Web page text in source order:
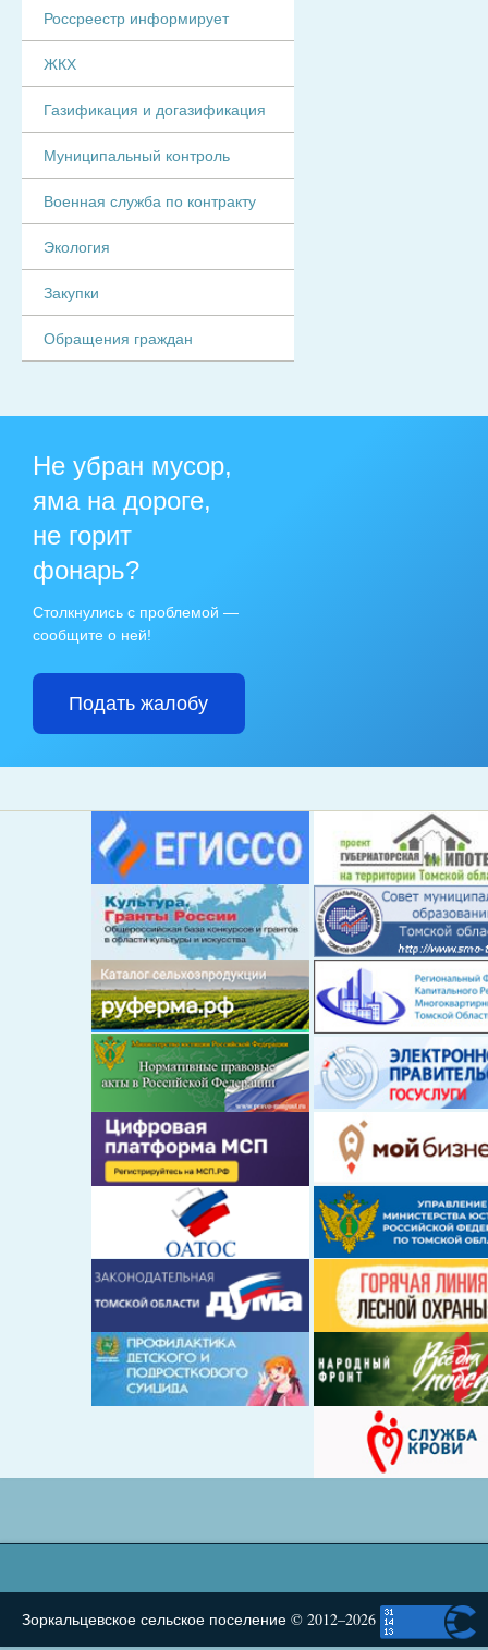
Россреестр информирует
ЖКХ
Газификация и догазификация
Муниципальный контроль
Военная служба по контракту
Экология
Закупки
Обращения граждан
Не убран мусор,
яма на дороге,
не горит
фонарь?
Столкнулись с проблемой —
сообщите о ней!
Подать жалобу
Зоркальцевское сельское поселение © 2012–2026